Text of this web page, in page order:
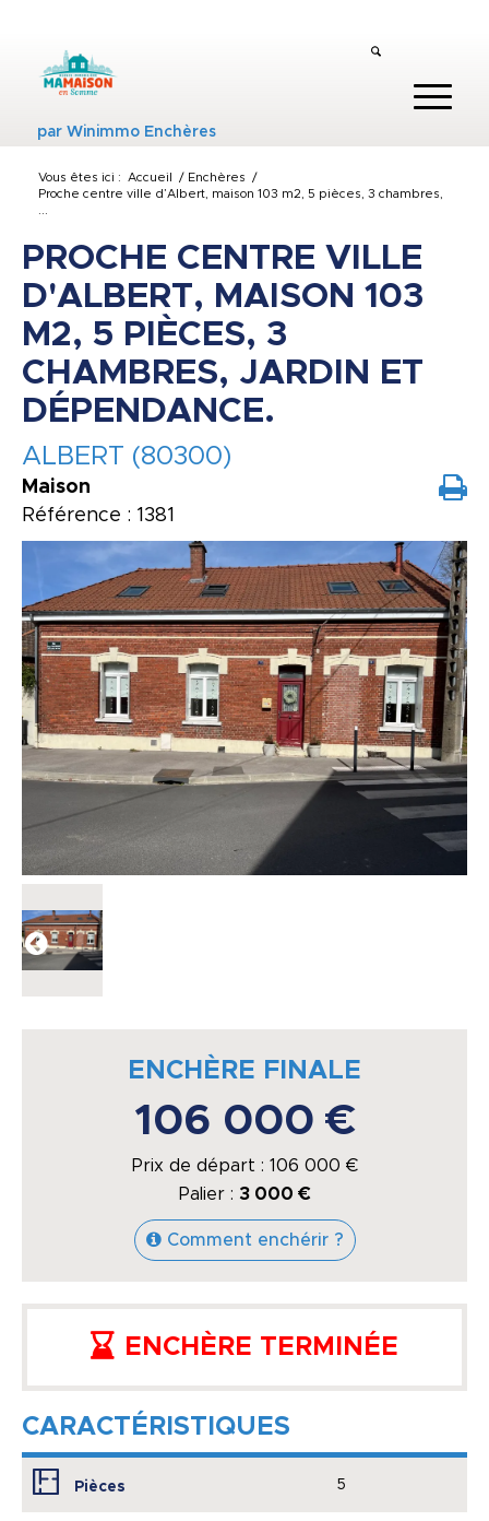
parWinimmo Enchères
Vous êtes ici : Accueil / Enchères
/
Proche centre ville d’Albert, maison 103 m2, 5 pièces, 3 chambres,
PROCHE CENTRE VILLE
D'ALBERT, MAISON 103
M2, 5 PIÈCES, 3
CHAMBRES, JARDIN ET
DÉPENDANCE.
ALBERT (80300)
Maison
Référence : 1381
ENCHÈRE FINALE
106 000 €
Prix de départ : 106 000 €
Palier : 3 000 €
Comment enchérir ?
ENCHÈRE TERMINÉE
CARACTÉRISTIQUES
Pièces 5